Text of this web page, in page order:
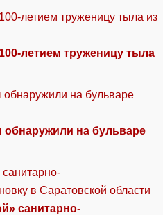
летием труженицу тыла
обнаружили на бульваре
санитарно-